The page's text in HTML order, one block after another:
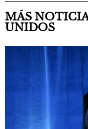
MÁS
UNIDOS